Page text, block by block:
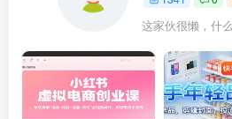
这家伙很懒，什